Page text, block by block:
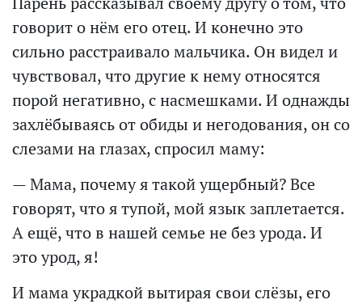
говорит о нём его отец. И конечно это
сильно расстраивало мальчика. Он видел и
чувствовал, что другие к нему относятся
порой негативно, с насмешками. И однажды
захлёбываясь от обиды и негодования, он со
слезами на глазах, спросил маму:
— Мама, почему я такой ущербный? Все
говорят, что я тупой, мой язык заплетается.
А ещё, что в нашей семье не без урода. И
это урод, я!
И мама украдкой вытирая свои слёзы, его